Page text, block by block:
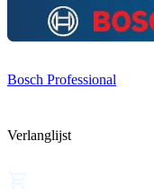
Bosch Professional
Verlanglijst